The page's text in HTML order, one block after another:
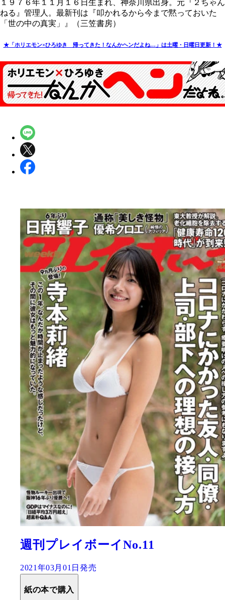
１９７６年１１月１６日生まれ、神奈川県出身。元『２ちゃん
ねる』管理人。最新刊は『叩かれるから今まで黙っておいた
「世の中の真実」』（三笠書房）
★「ホリエモン×ひろゆき 帰ってきた！なんかヘンだよね…」は土曜・日曜日更新！★
週刊プレイボーイNo.11
2021年03月01日発売
紙の本で購入